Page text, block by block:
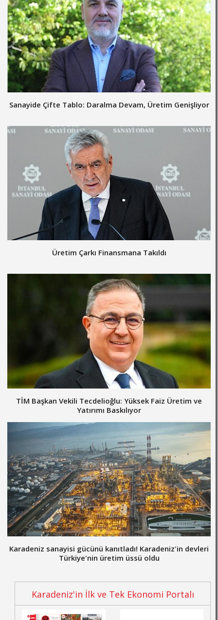
Sanayide Çifte Tablo: Daralma Devam, Üretim Genişliyor
Üretim Çarkı Finansmana Takıldı
TİM Başkan Vekili Tecdelioğlu: Yüksek Faiz Üretim ve
Yatırımı Baskılıyor
Karadeniz sanayisi gücünü kanıtladı! Karadeniz'in devleri
Türkiye'nin üretim üssü oldu
Karadeniz'in İlk ve Tek Ekonomi Portalı